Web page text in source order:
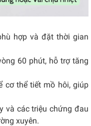
hợp và đặt thời gian
60 phút, hỗ trợ tăng
cơ thể tiết mồ hôi, giúp
và các triệu chứng đau
xuyên.